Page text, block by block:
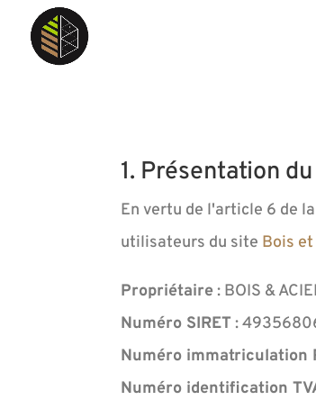
1. Présentation
En vertu de l'article 6 de
utilisateurs du site Bois
Propriétaire: BOIS &
Numéro SIRET :
Numéro immatriculation
Numéro identification